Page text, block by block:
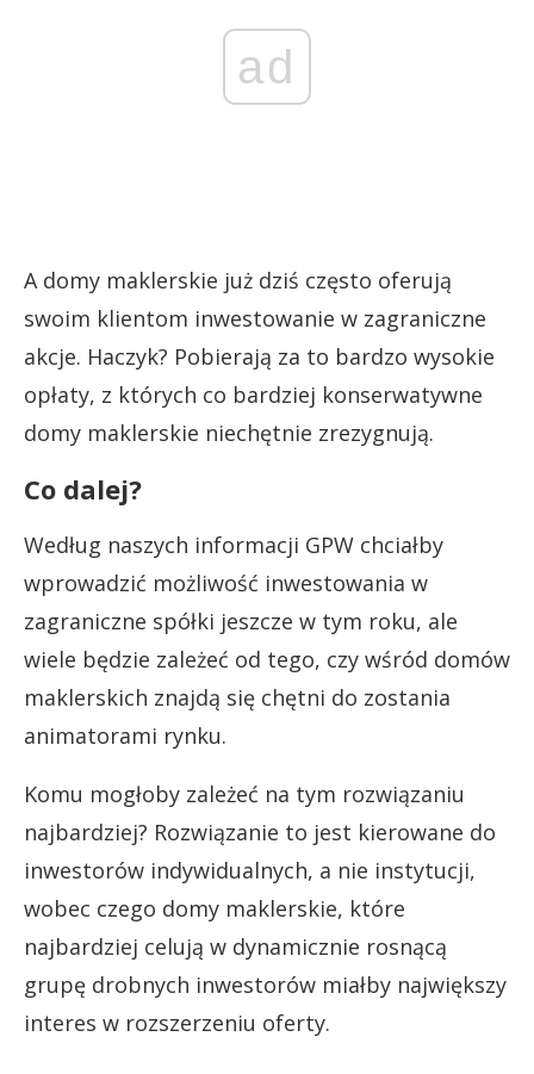
ad
A domy maklerskie już dziś często oferują
swoim klientom inwestowanie w zagraniczne
akcje. Haczyk? Pobierają za to bardzo wysokie
opłaty, z których co bardziej konserwatywne
domy maklerskie niechętnie zrezygnują.
Co dalej?
Według naszych informacji GPW chciałby
wprowadzić możliwość inwestowania w
zagraniczne spółki jeszcze w tym roku, ale
wiele będzie zależeć od tego, czy wśród domów
maklerskich znajdą się chętni do zostania
animatorami rynku.
Komu mogłoby zależeć na tym rozwiązaniu
najbardziej? Rozwiązanie to jest kierowane do
inwestorów indywidualnych, a nie instytucji,
wobec czego domy maklerskie, które
najbardziej celują w dynamicznie rosnącą
grupę drobnych inwestorów miałby największy
interes w rozszerzeniu oferty.